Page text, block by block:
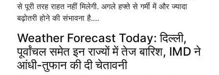
से पूरी तरह राहत नहीं मिलेगी. अगले हफ्ते से गर्मी में और ज्यादा
बढ़ोतरी होने की संभावना है.…
Weather Forecast Today: दिल्ली,
पूर्वांचल समेत इन राज्यों में तेज बारिश, IMD ने
आंधी-तुफान की दी चेतावनी